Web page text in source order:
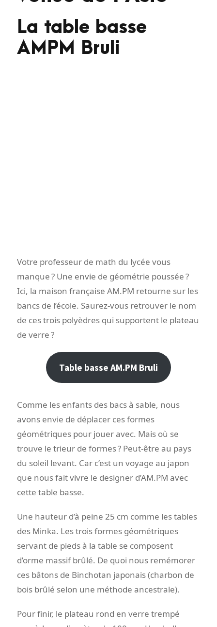
La table basse
AMPM Bruli
Votre professeur de math du lycée vous
manque ? Une envie de géométrie poussée ?
Ici, la maison française AM.PM retourne sur les
bancs de l’école. Saurez-vous retrouver le nom
de ces trois polyèdres qui supportent le plateau
de verre ?
Table basse AM.PM Bruli
Comme les enfants des bacs à sable, nous
avons envie de déplacer ces formes
géométriques pour jouer avec. Mais où se
trouve le trieur de formes ? Peut-être au pays
du soleil levant. Car c’est un voyage au japon
que nous fait vivre le designer d’AM.PM avec
cette table basse.
Une hauteur d’à peine 25 cm comme les tables
des Minka. Les trois formes géométriques
servant de pieds à la table se composent
d’orme massif brûlé. De quoi nous remémorer
ces bâtons de Binchotan japonais (charbon de
bois brûlé selon une méthode ancestrale).
Pour finir, le plateau rond en verre trempé